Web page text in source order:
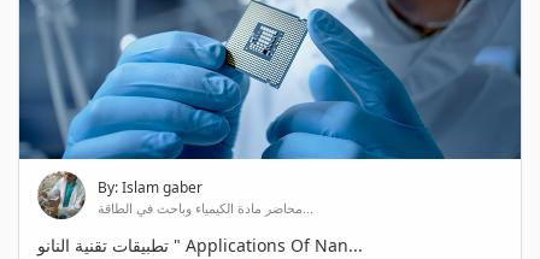
By: Islam gaber
محاضر مادة الكيمياء وباحث في الطاقة...
تطبيقات تقنية النانو " Applications Of Nan...